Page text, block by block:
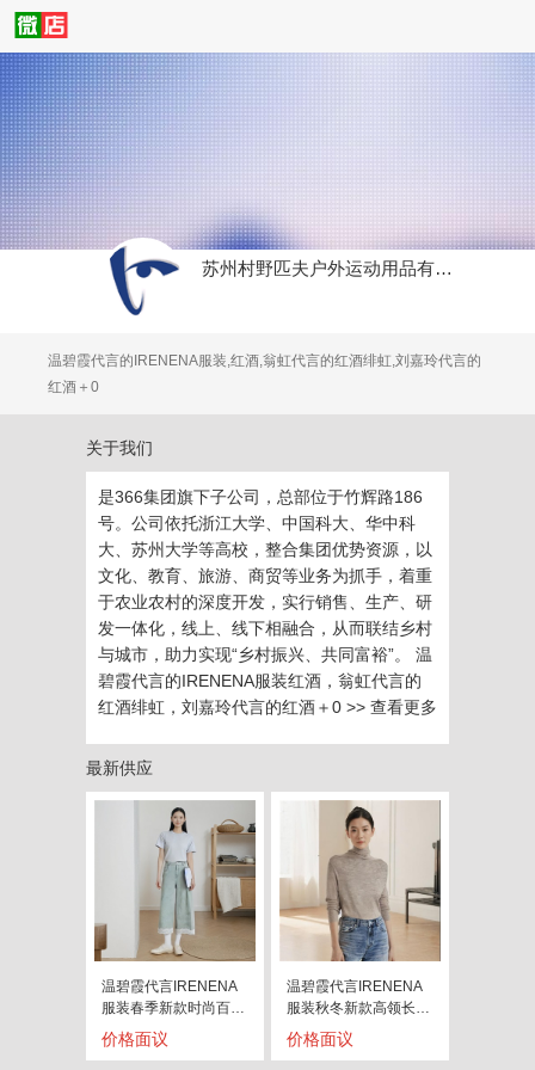
苏州村野匹夫户外运动用品有限公司
温碧霞代言的IRENENA服装,红酒,翁虹代言的红酒绯虹,刘嘉玲代言的
红酒＋0
关于我们
是366集团旗下子公司，总部位于竹辉路186
号。公司依托浙江大学、中国科大、华中科
大、苏州大学等高校，整合集团优势资源，以
文化、教育、旅游、商贸等业务为抓手，着重
于农业农村的深度开发，实行销售、生产、研
发一体化，线上、线下相融合，从而联结乡村
与城市，助力实现“乡村振兴、共同富裕”。 温
碧霞代言的IRENENA服装红酒，翁虹代言的
红酒绯虹，刘嘉玲代言的红酒＋0 >> 查看更多
最新供应
温碧霞代言IRENENA
服装春季新款时尚百搭
显瘦蕾
价格面议
温碧霞代言IRENENA
服装秋冬新款高领长袖
打底衫
价格面议